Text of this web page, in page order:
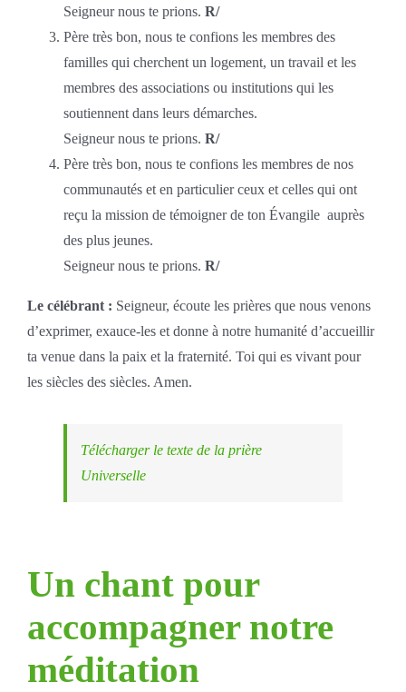
Seigneur nous te prions. R/
Père très bon, nous te confions les membres des
familles qui cherchent un logement, un travail et les
membres des associations ou institutions qui les
soutiennent dans leurs démarches.
Seigneur nous te prions. R/
Père très bon, nous te confions les membres de nos
communautés et en particulier ceux et celles qui ont
reçu la mission de témoigner de ton Évangile auprès
des plus jeunes.
Seigneur nous te prions. R/
Le célébrant : Seigneur, écoute les prières que nous venons
d’exprimer, exauce-les et donne à notre humanité d’accueillir
ta venue dans la paix et la fraternité. Toi qui es vivant pour
les siècles des siècles. Amen.
Télécharger le texte de la prière
Universelle
Un chant pour
accompagner notre
méditation